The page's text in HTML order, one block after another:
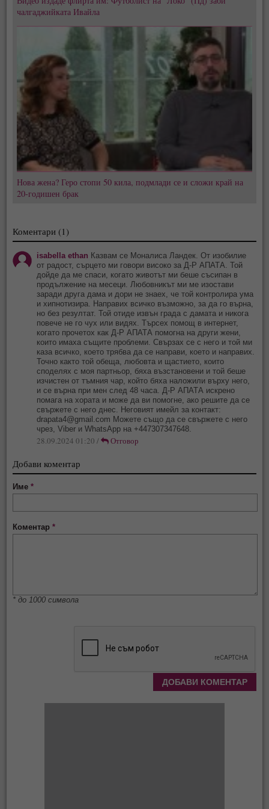
чалгаджийката Ивайла
Нова жена? Геро стопи 50 кила, подмлади се и сложи край на
20-годишен брак
Коментари (1)
isabella ethan Казвам се Моналиса Ландек. От изобилие
от радост, сърцето ми говори високо за Д-Р АПАТА. Той
дойде да ме спаси, когато животът ми беше съсипан в
продължение на месеци. Любовникът ми ме изостави
заради друга дама и дори не знаех, че той контролира ума
и хипнотизира. Направих всичко възможно, за да го върна,
но без резултат. Той отиде извън града с дамата и никога
повече не го чух или видях. Търсех помощ в интернет,
когато прочетох как Д-Р АПАТА помогна на други жени,
които имаха същите проблеми. Свързах се с него и той ми
каза всичко, което трябва да се направи, което и направих.
Точно както той обеща, любовта и щастието, които
споделях с моя партньор, бяха възстановени и той беше
изчистен от тъмния чар, който бяха наложили върху него,
и се върна при мен след 48 часа. Д-Р АПАТА искрено
помага на хората и може да ви помогне, ако решите да се
свържете с него днес. Неговият имейл за контакт:
drapata4@gmail.com Можете също да се свържете с него
чрез, Viber и WhatsApp на +447307347648.
28.09.2024 01:20 / Отговор
Добави коментар
Име*
Коментар*
* до 1000 символа